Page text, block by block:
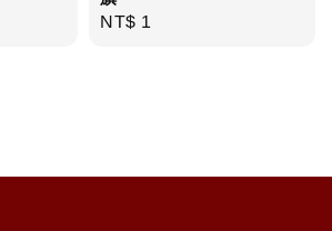
Regular
NT$ 1